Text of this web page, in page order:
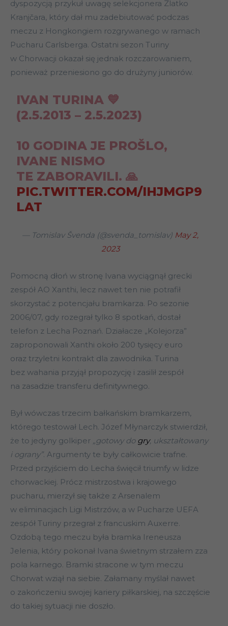
dyspozycją przykuł uwagę selekcjonera Zlatko
Kranjčara, który dał mu zadebiutować podczas
meczu z Hongkongiem rozgrywanego w ramach
Pucharu Carlsberga. Ostatni sezon Turiny
w Chorwacji okazał się jednak rozczarowaniem,
ponieważ przeniesiono go do drużyny juniorów.
IVAN TURINA 💙
(2.5.2013 – 2.5.2023)
10 GODINA JE PROŠLO,
IVANE NISMO
TE ZABORAVILI. 🙏
PIC.TWITTER.COM/IHJMGP9
LAT
— Tomislav Švenda (@svenda_tomislav) May 2,
2023
Pomocną dłoń w stronę Ivana wyciągnął grecki
zespół AO Xan­thi, lecz nawet ten nie potrafił
skorzystać z potencjału bramkarza. Po sezonie
2006/07, gdy rozegrał tylko 8 spotkań, dostał
telefon z Lecha Poznań. Działacze „Kolejorza”
zaproponowali Xanthi około 200 tysięcy euro
oraz trzyletni kontrakt dla zawodnika. Turina
bez wahania przyjął propozycję i zasilił zespół
na zasadzie transferu definitywnego.
Był wówczas trzecim bałkańskim bramkarzem,
którego testował Lech. Józef Młynarczyk stwierdził,
że to jedyny golkiper „gotowy do gry, ukształtowany
i ograny”. Argumenty te były całkowicie trafne.
Przed przyjściem do Lecha święcił triumfy w lidze
chorwackiej. Prócz mistrzostwa i krajowego
pucharu, mierzył się także z Arsenalem
w eliminacjach Ligi Mistrzów, a w Pucharze UEFA
zespół Turiny przegrał z francuskim Auxerre.
Ozdobą tego meczu była bramka Ireneusza
Jelenia, który pokonał Ivana świetnym strzałem zza
pola karnego. Bramki stracone w tym meczu
Chorwat wziął na siebie. Załamany myślał nawet
o zakończeniu swojej kariery piłkarskiej, na szczęście
do takiej sytuacji nie doszło.